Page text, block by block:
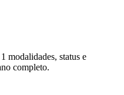
modalidades, status e
completo.